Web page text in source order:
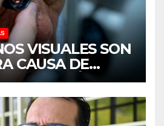
VISUALES SON
CAUSA DE
EN MÉXICO,
DEL
LA UAS